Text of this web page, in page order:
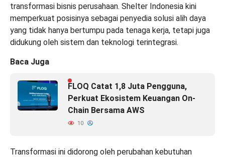
transformasi bisnis perusahaan. Shelter Indonesia kini
memperkuat posisinya sebagai penyedia solusi alih daya
yang tidak hanya bertumpu pada tenaga kerja, tetapi juga
didukung oleh sistem dan teknologi terintegrasi.
Baca Juga
FLOQ Catat 1,8 Juta Pengguna,
Perkuat Ekosistem Keuangan On-
Chain Bersama AWS
10
Transformasi ini didorong oleh perubahan kebutuhan